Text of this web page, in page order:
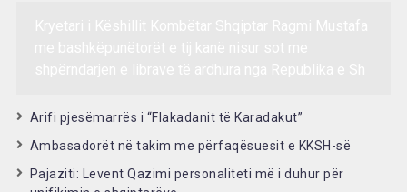
Arifi pjesëmarrës i “Flakadanit të Karadakut”
Ambasadorët në takim me përfaqësuesit e KKSH-së
Pajaziti: Levent Qazimi personaliteti më i duhur për